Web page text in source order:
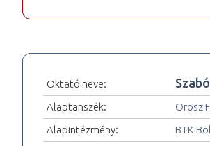
Oktató neve:
Alaptanszék:
Orosz
Alapintézmény:
BTK